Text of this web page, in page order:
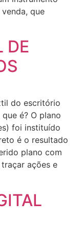
que
DE
do escritório
é? O plano
foi instituído
é o resultado
plano com
ações e